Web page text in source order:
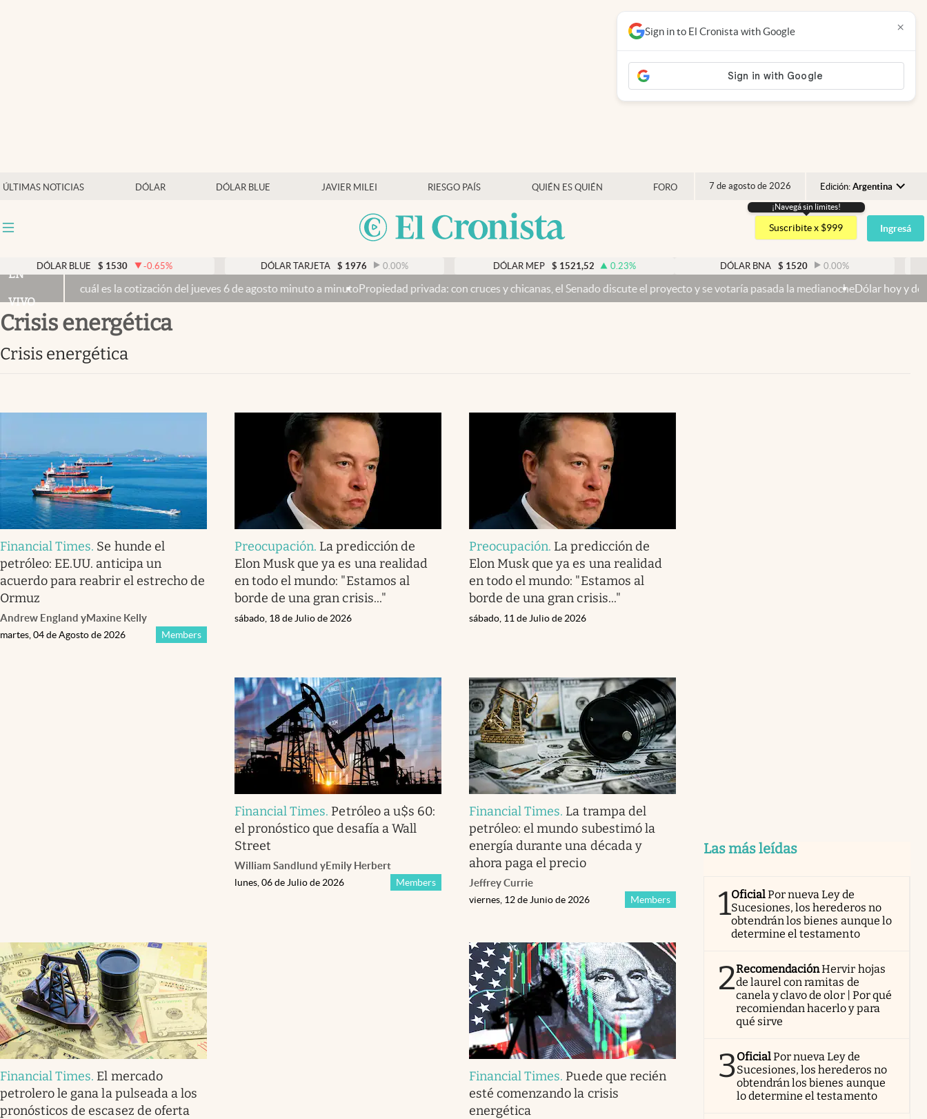
ÚLTIMAS NOTICIAS DÓLAR DÓLAR BLUE JAVIER MILEI RIESGO PAÍS QUIÉN ES QUIÉN FORO 7 de agosto de 2026 Edición: Argentina
Argentina
España
USA
Mercados Online
Otras secciones
Infotechnology
Mediakit
abre en nueva pestaña
¡Navegá sin limites!
Suscribite x $999 Ingresá
BLUE $ 1530 -0.65% DÓLAR TARJETA $ 1976 0.00% $ 1521,52 0.23% $ 1520 0.00%
EN
VIVO
es la cotización del jueves 6 de agosto minuto a minutoPropiedad privada: con cruces y chicanas, el Senado discute el proyecto y se votaría pasada la medianocheDólar hoy y dólar blue hoy: cuál
Sign in to El Cronista with Google ×
crisis energética
crisis energética
Financial Times. Se hunde el
petróleo: EE.UU. anticipa un
acuerdo para reabrir el estrecho de
Ormuz
Andrew England yMaxine Kelly
Members
martes, 04 de Agosto de 2026
Preocupación. La predicción de
Elon Musk que ya es una realidad
en todo el mundo: "Estamos al
borde de una gran crisis..."
sábado, 18 de Julio de 2026
Preocupación. La predicción de
Elon Musk que ya es una realidad
en todo el mundo: "Estamos al
borde de una gran crisis..."
sábado, 11 de Julio de 2026
Financial Times. Petróleo a u$s 60:
el pronóstico que desafía a Wall
Street
William Sandlund yEmily Herbert
Members
lunes, 06 de Julio de 2026
Financial Times. La trampa del
petróleo: el mundo subestimó la
energía durante una década y
ahora paga el precio
Jeffrey Currie
Members
viernes, 12 de Junio de 2026
Financial Times. El mercado
petrolero le gana la pulseada a los
pronósticos de escasez de oferta
Financial Times. Puede que recién
esté comenzando la crisis
energética
Las más leídas
1OficialPor nueva Ley de
Sucesiones, los herederos no
obtendrán los bienes aunque lo
determine el testamento
2RecomendaciónHervir hojas
de laurel con ramitas de
canela y clavo de olor | Por qué
recomiendan hacerlo y para
qué sirve
3OficialPor nueva Ley de
Sucesiones, los herederos no
obtendrán los bienes aunque
lo determine el testamento